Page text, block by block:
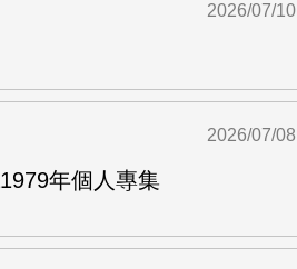
2026/07/10
年個人專集
2026/07/08